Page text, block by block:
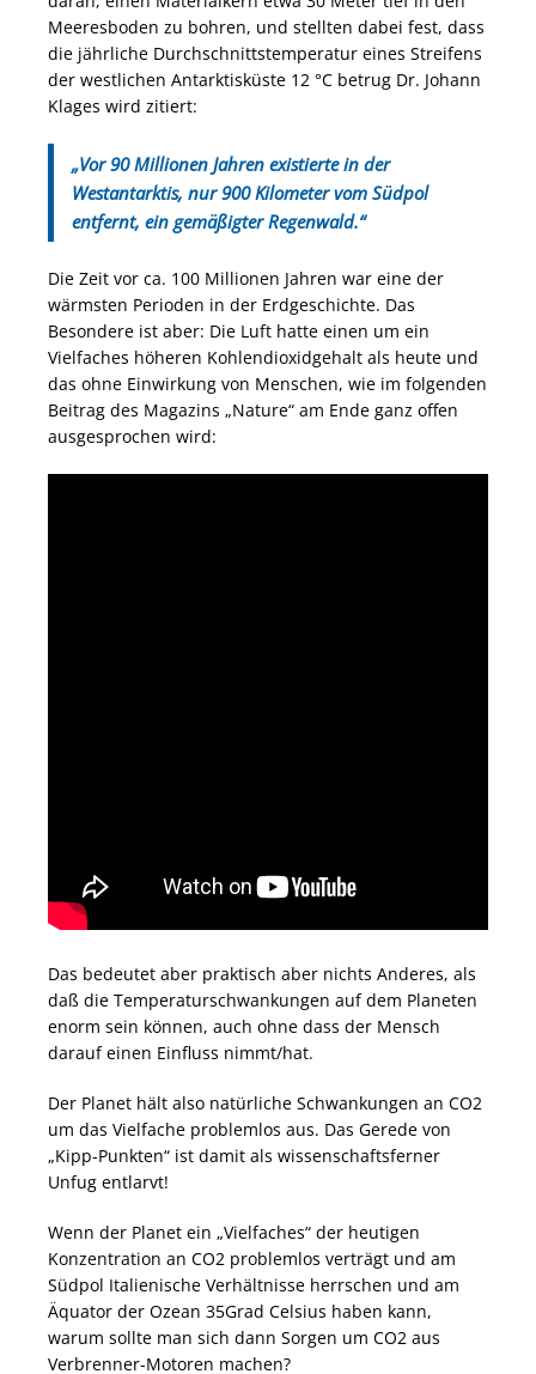
Meeresboden zu bohren, und stellten dabei fest, dass
die jährliche Durchschnittstemperatur eines Streifens
der westlichen Antarktisküste 12 °C betrug Dr. Johann
Klages wird zitiert:
„Vor 90 Millionen Jahren existierte in der
Westantarktis, nur 900 Kilometer vom Südpol
entfernt, ein gemäßigter Regenwald.“
Die Zeit vor ca. 100 Millionen Jahren war eine der
wärmsten Perioden in der Erdgeschichte. Das
Besondere ist aber: Die Luft hatte einen um ein
Vielfaches höheren Kohlendioxidgehalt als heute und
das ohne Einwirkung von Menschen, wie im folgenden
Beitrag des Magazins „Nature“ am Ende ganz offen
ausgesprochen wird:
Das bedeutet aber praktisch aber nichts Anderes, als
daß die Temperaturschwankungen auf dem Planeten
enorm sein können, auch ohne dass der Mensch
darauf einen Einfluss nimmt/hat.
Der Planet hält also natürliche Schwankungen an CO2
um das Vielfache problemlos aus. Das Gerede von
„Kipp-Punkten“ ist damit als wissenschaftsferner
Unfug entlarvt!
Wenn der Planet ein „Vielfaches“ der heutigen
Konzentration an CO2 problemlos verträgt und am
Südpol Italienische Verhältnisse herrschen und am
Äquator der Ozean 35Grad Celsius haben kann,
warum sollte man sich dann Sorgen um CO2 aus
Verbrenner-Motoren machen?